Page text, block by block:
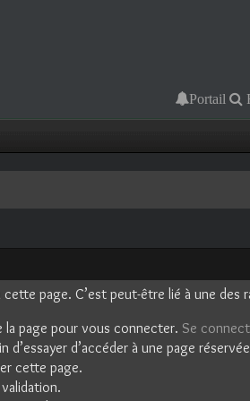
Portail
page. C’est peut-être lié à une des
la page pour vous connecter. Se
d’accéder à une page
cette page.